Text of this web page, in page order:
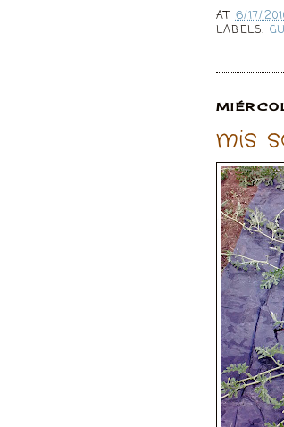
AT6/17/
LABELS:
mis